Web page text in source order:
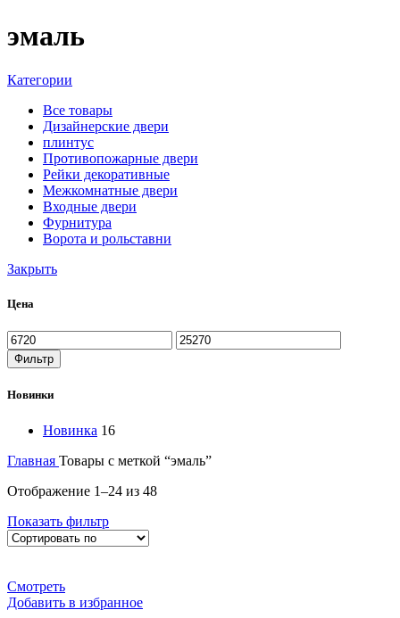
эмаль
Категории
Все товары
Дизайнерские двери
плинтус
Противопожарные двери
Рейки декоративные
Межкомнатные двери
Входные двери
Фурнитура
Ворота и рольставни
Закрыть
Цена
Фильтр
Новинки
Новинка 16
Главная Товары с меткой “эмаль”
Отображение 1–24 из 48
Показать фильтр
Смотреть
Добавить в избранное